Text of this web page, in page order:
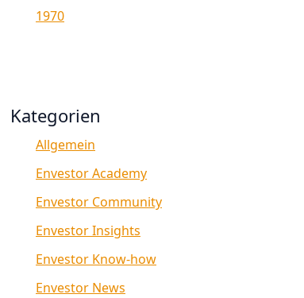
1970
Kategorien
Allgemein
Envestor Academy
Envestor Community
Envestor Insights
Envestor Know-how
Envestor News